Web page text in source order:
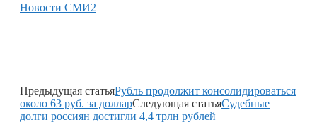
Новости СМИ2
Предыдущая статьяРубль продолжит консолидироваться
около 63 руб. за долларСледующая статьяСудебные
долги россиян достигли 4,4 трлн рублей